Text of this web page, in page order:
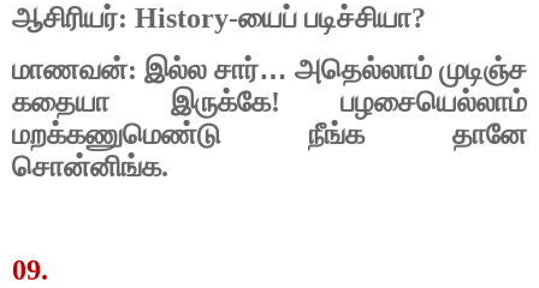
ஆசிரியர்: History-யைப் படிச்சியா?
மாணவன்: இல்ல சார்… அதெல்லாம் முடிஞ்ச
கதையா இருக்கே! பழசையெல்லாம்
மறக்கணுமெண்டு நீங்க தானே
சொன்னிங்க.
09.